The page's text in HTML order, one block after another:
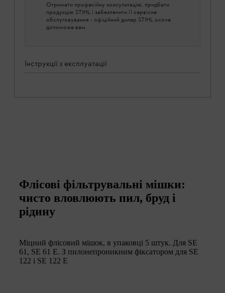
Отримати професійну консультацію, придбати
продукцію STIHL і забезпечити її сервісне
обслуговування - офіційний дилер STIHL охоче
допоможе вам.
Інструкції з експлуатації
Флісові фільтрувальні мішки:
чисто вловлюють пил, бруд і
рідину
Міцний флісовий мішок, в упаковці 5 штук. Для SE
61, SE 61 E. З пилонепроникним фіксатором для SE
122 і SE 122 E